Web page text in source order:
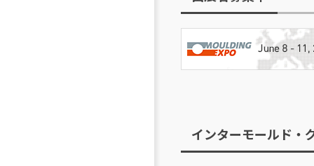
インターモールド・